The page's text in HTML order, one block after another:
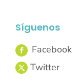
Síguenos